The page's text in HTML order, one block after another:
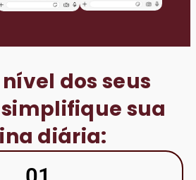
nível dos seus
sua
diária: